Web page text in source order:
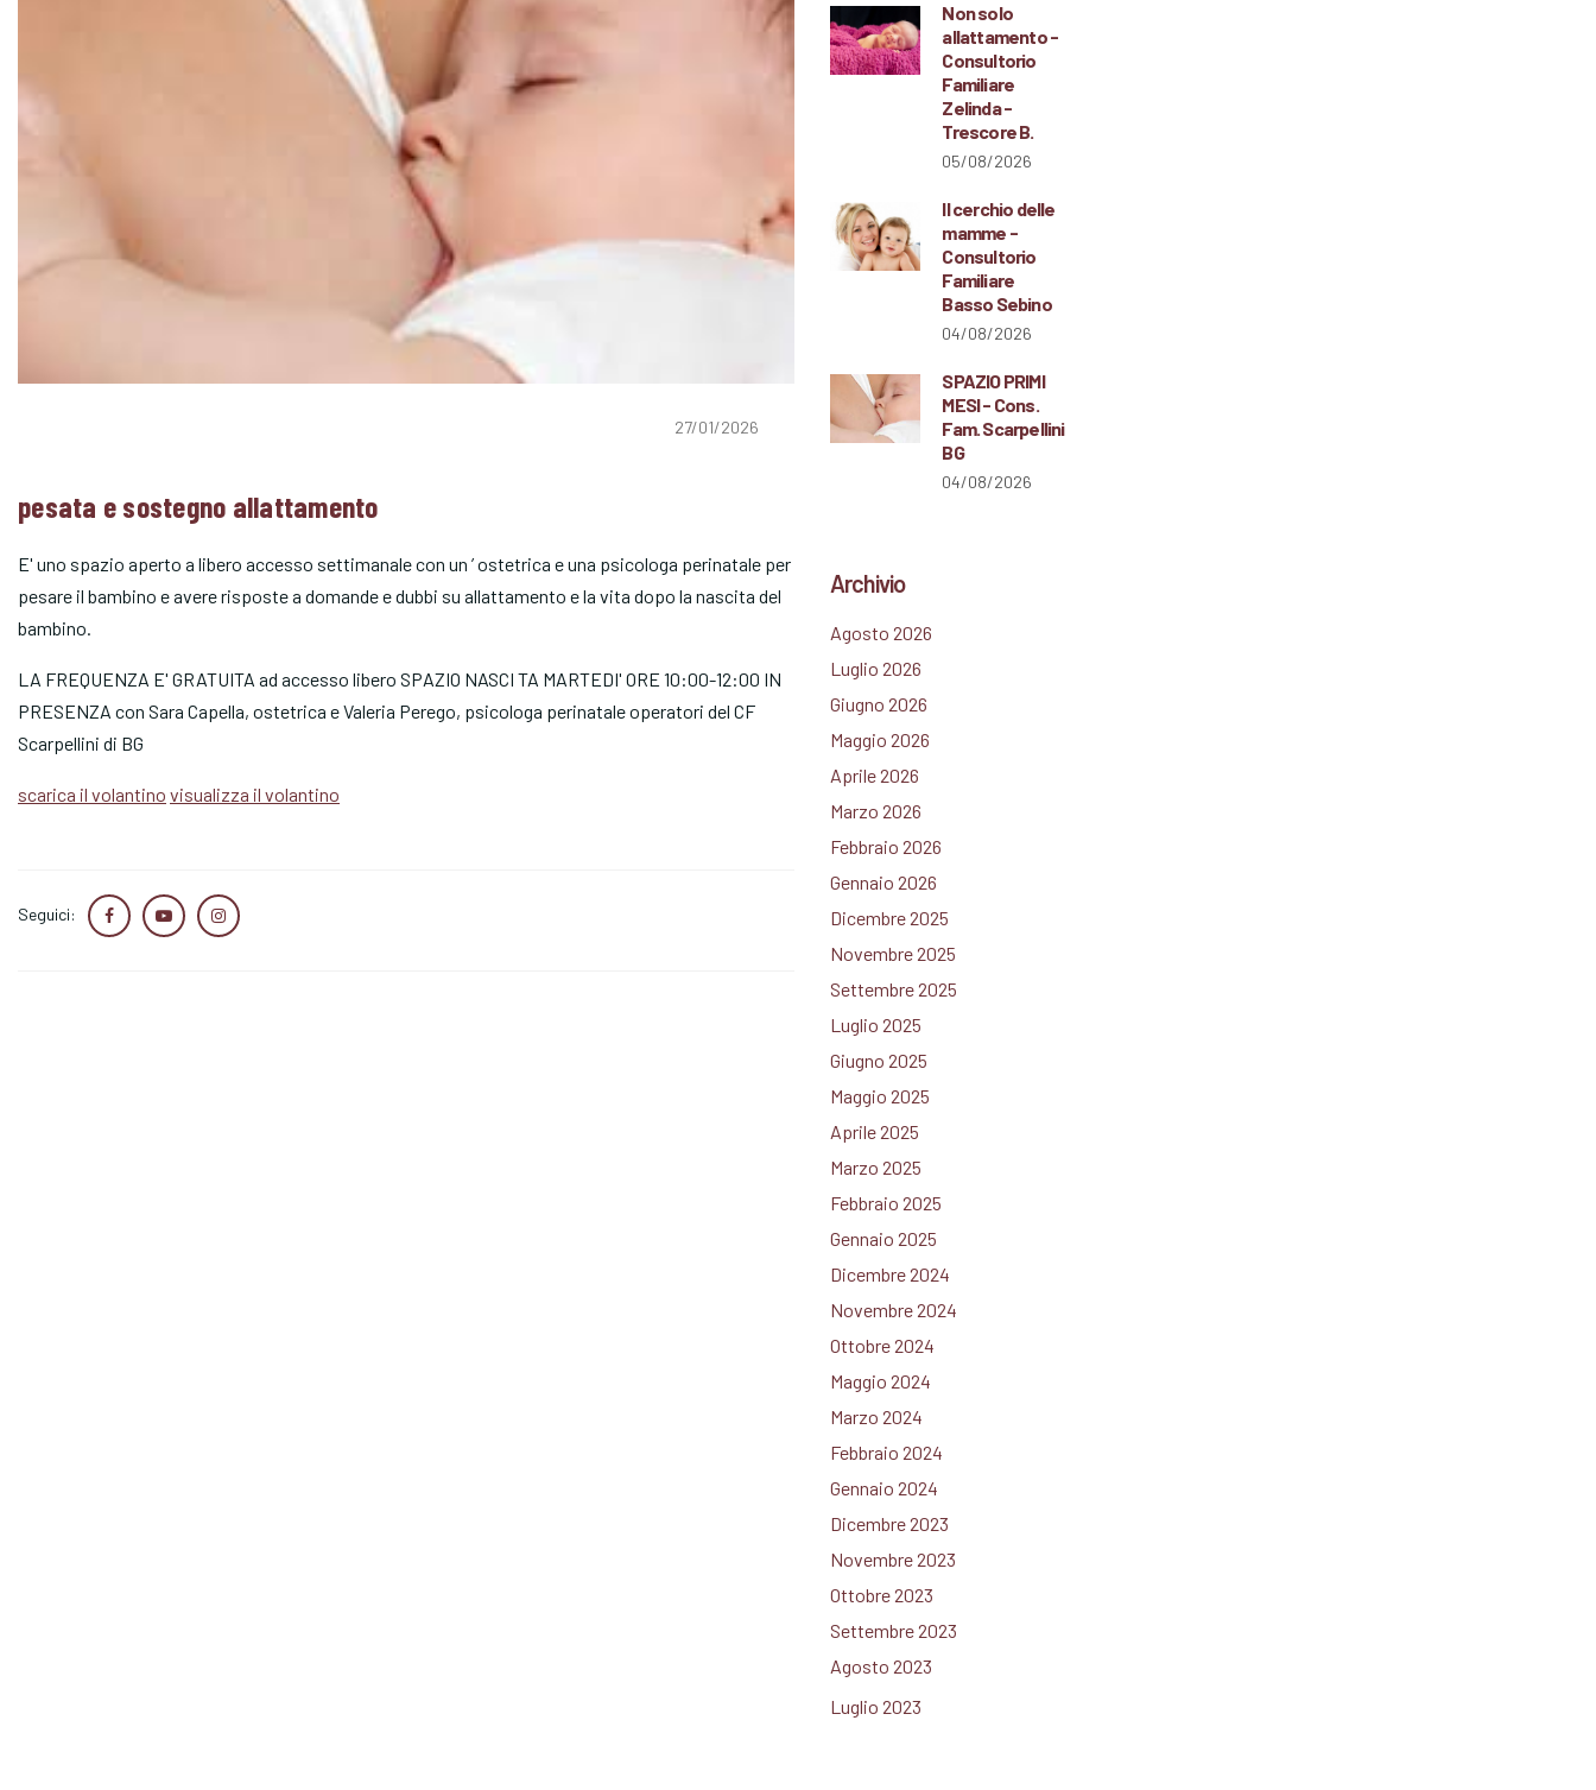
27/01/2026
pesata e sostegno allattamento
E' uno spazio aperto a libero accesso settimanale con un ’ ostetrica e una psicologa perinatale per
pesare il bambino e avere risposte a domande e dubbi su allattamento e la vita dopo la nascita del
bambino.
LA FREQUENZA E' GRATUITA ad accesso libero SPAZIO NASCI TA MARTEDI' ORE 10:00-12:00 IN
PRESENZA con Sara Capella, ostetrica e Valeria Perego, psicologa perinatale operatori del CF
Scarpellini di BG
scarica il volantino visualizza il volantino
Seguici:
Non solo
allattamento -
Consultorio
Familiare
Zelinda -
Trescore B.
05/08/2026
Il cerchio delle
mamme -
Consultorio
Familiare
Basso Sebino
04/08/2026
SPAZIO PRIMI
MESI - Cons.
Fam. Scarpellini
BG
04/08/2026
Archivio
Agosto 2026
Luglio 2026
Giugno 2026
Maggio 2026
Aprile 2026
Marzo 2026
Febbraio 2026
Gennaio 2026
Dicembre 2025
Novembre 2025
Settembre 2025
Luglio 2025
Giugno 2025
Maggio 2025
Aprile 2025
Marzo 2025
Febbraio 2025
Gennaio 2025
Dicembre 2024
Novembre 2024
Ottobre 2024
Maggio 2024
Marzo 2024
Febbraio 2024
Gennaio 2024
Dicembre 2023
Novembre 2023
Ottobre 2023
Settembre 2023
Agosto 2023
Luglio 2023